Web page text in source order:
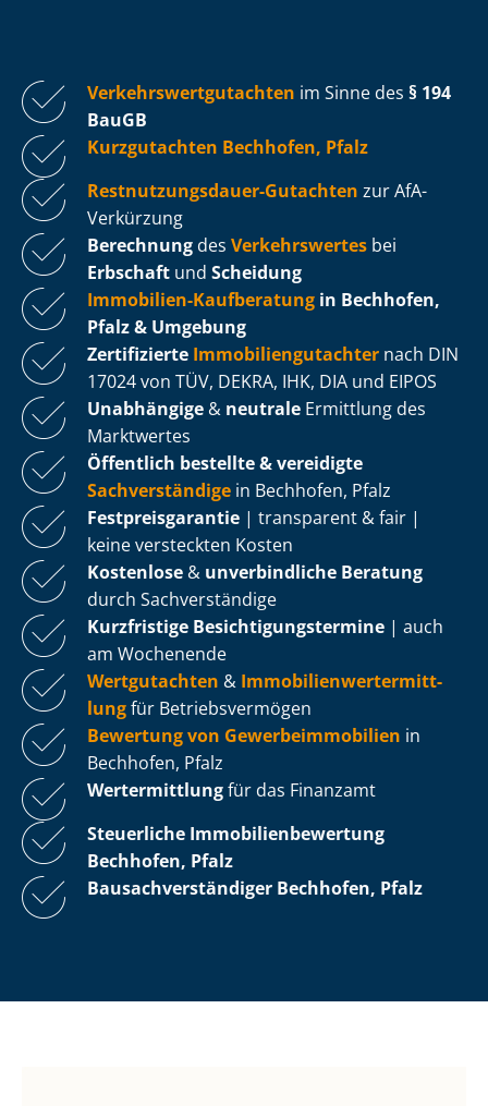
Ver­kehrs­wert­gut­ach­ten im Sinne des § 194
BauGB
Kurzgutachten Bechhofen, Pfalz
Rest­nut­zungs­dau­er-Gutachten zur AfA-
Verkürzung
Berechnung des Verkehrswertes bei
Erbschaft und Scheidung
Immobilien-Kaufberatung in Bechhofen,
Pfalz & Umgebung
Zertifizierte Im­mo­bi­li­en­gut­ach­ter nach DIN
17024 von TÜV, DEKRA, IHK, DIA und EIPOS
Unabhängige & neutrale Ermittlung des
Marktwertes
Öffentlich bestellte & vereidigte
Sachverständige in Bechhofen, Pfalz
Fest­preis­ga­ran­tie | transparent & fair |
keine versteckten Kosten
Kostenlose & unverbindliche Beratung
durch Sachverständige
Kurzfristige Be­sich­ti­gungs­ter­mi­ne | auch
am Wochenende
Wertgutachten & Im­mo­bi­li­en­wert­ermitt­
lungfür Be­triebs­ver­mö­gen
Bewertung von Ge­wer­be­im­mo­bi­li­en in
Bechhofen, Pfalz
Wertermittlungfür das Finanzamt
Steuerliche Im­mo­bi­li­en­be­wer­tung
Bechhofen, Pfalz
Bau­sach­ver­stän­di­ger Bechhofen, Pfalz